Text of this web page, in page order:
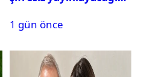
1 gün önce